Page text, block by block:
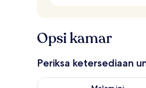
Opsi kamar
Periksa ketersediaan
Periksa ketersediaan untuk